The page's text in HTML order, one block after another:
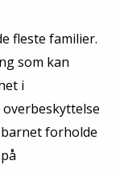
fleste familier.
som kan
i
forholde